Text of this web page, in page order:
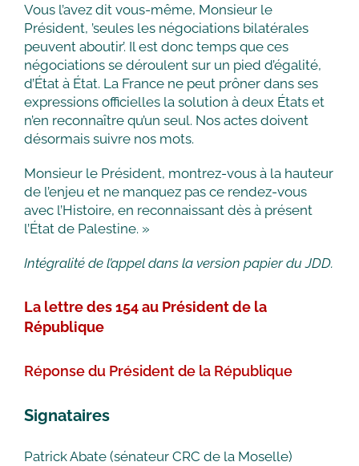
Vous l’avez dit vous-même, Monsieur le
Président, ’seules les négociations bilatérales
peuvent aboutir’. Il est donc temps que ces
négociations se déroulent sur un pied d’égalité,
d’État à État. La France ne peut prôner dans ses
expressions officielles la solution à deux États et
n’en reconnaître qu’un seul. Nos actes doivent
désormais suivre nos mots.
Monsieur le Président, montrez-vous à la hauteur
de l’enjeu et ne manquez pas ce rendez-vous
avec l’Histoire, en reconnaissant dès à présent
l’État de Palestine. »
Intégralité de l’appel dans la version papier du JDD.
La lettre des 154 au Président de la
République
Réponse du Président de la République
Signataires
Patrick Abate (sénateur CRC de la Moselle)